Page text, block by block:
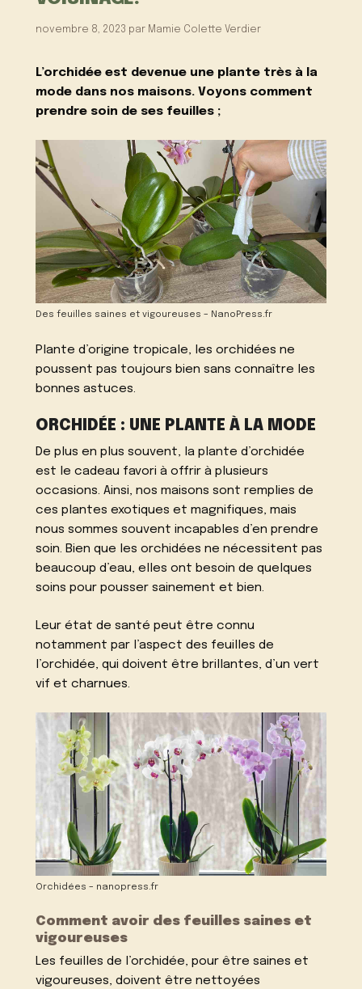
novembre 8, 2023 par Mamie Colette Verdier
L’orchidée est devenue une plante très à la
mode dans nos maisons. Voyons comment
prendre soin de ses feuilles ;
Des feuilles saines et vigoureuses – NanoPress.fr
Plante d’origine tropicale, les orchidées ne
poussent pas toujours bien sans connaître les
bonnes astuces.
ORCHIDÉE : UNE PLANTE À LA MODE
De plus en plus souvent, la plante d’orchidée
est le cadeau favori à offrir à plusieurs
occasions. Ainsi, nos maisons sont remplies de
ces plantes exotiques et magnifiques, mais
nous sommes souvent incapables d’en prendre
soin. Bien que les orchidées ne nécessitent pas
beaucoup d’eau, elles ont besoin de quelques
soins pour pousser sainement et bien.
Leur état de santé peut être connu
notamment par l’aspect des feuilles de
l’orchidée, qui doivent être brillantes, d’un vert
vif et charnues.
Orchidées – nanopress.fr
Comment avoir des feuilles saines et
vigoureuses
Les feuilles de l’orchidée, pour être saines et
vigoureuses, doivent être nettoyées